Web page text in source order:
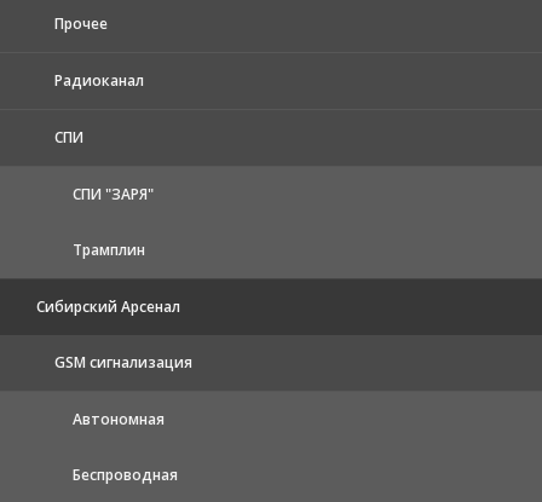
Прочее
Радиоканал
СПИ
СПИ "ЗАРЯ"
Трамплин
Сибирский Арсенал
GSM сигнализация
Автономная
Беспроводная